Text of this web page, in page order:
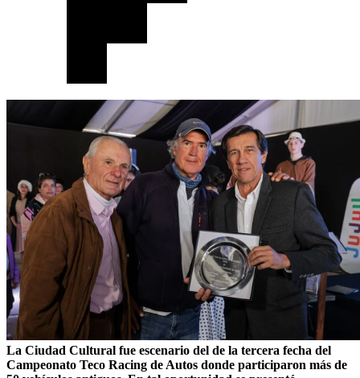
La Ciudad Cultural fue escenario del de la tercera fecha del
Campeonato Teco Racing de Autos donde participaron más de